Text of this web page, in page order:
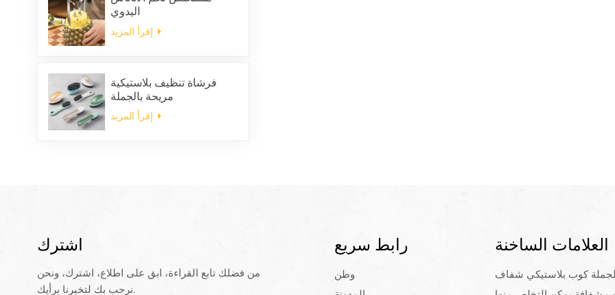
اليدوي
فرشاة تنظيف بلاستيكية
مريحة بالجملة
اشترك
من فضلك تابع القراءة، ابق على اطلاع، اشترك، ونحن
نرحب بك لتخبرنا برأيك.
رابط سريع
وطن
العلامات الساخنة
كوب بلاستيكي شفاف